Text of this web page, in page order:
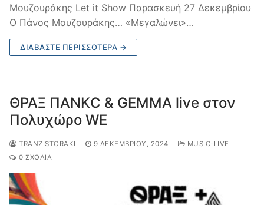
Μουζουράκης Let it Show Παρασκευή 27 Δεκεμβρίου
Ο Πάνος Μουζουράκης… «Μεγαλώνει»…
ΔΙΑΒΆΣΤΕ ΠΕΡΙΣΣΌΤΕΡΑ →
ΘΡΑΞ ΠΑΝΚC & GEMMA live στον
Πολυχώρο WE
TRANZISTORAKI 9 ΔΕΚΕΜΒΡΊΟΥ, 2024
MUSIC-LIVE
0 ΣΧΌΛΙΑ